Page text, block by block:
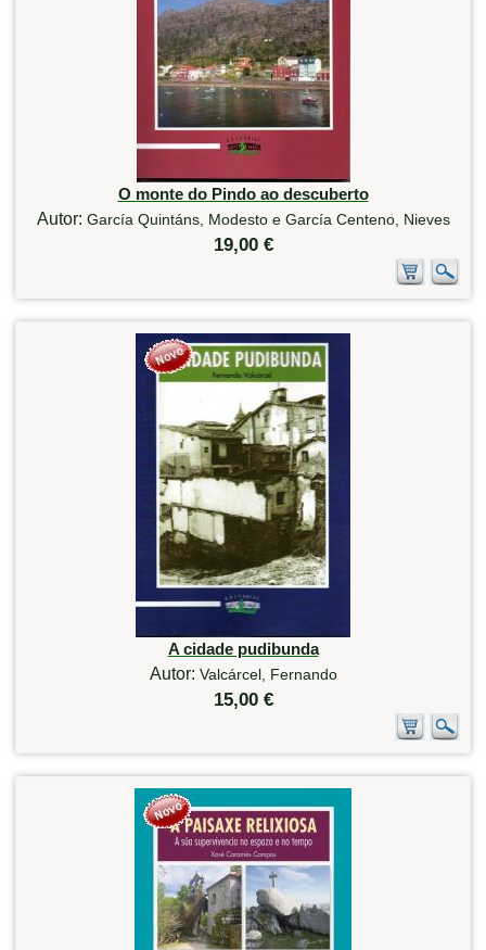
O monte do Pindo ao descuberto
Autor: García Quintáns, Modesto e García Centeno, Nieves
19,00 €
A cidade pudibunda
Autor: Valcárcel, Fernando
15,00 €